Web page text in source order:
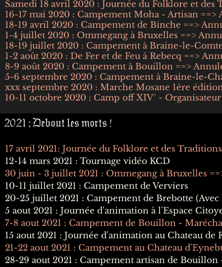
Samedi 18 avril 2020 : Journée du Folklore et des
16-17 mai 2020 : Campement Moha - Artisan ==>
18-19 avril 2020 : Campement de Binche ==>
1-4 juillet 2020 : Ommegang à Bruxelles ==>
18-19 juillet 2020 : Campement à Braine-le-
1-2 août 2020 : De Fer et de Feu à Rebecq ==>
8-9 août 2020 : Campement à Bouillon ==>
5-6 septembre 2020 : Campement à Braine-le-
xxx septembre 2020 : Marche Mosane 1ère
10-11 octobre 2020 : Camp off XIV° -
2021 ; Debout les morts !
17 avril 2021: Journée du Folklore et des
12-14 mars 2021 : Tournage vidéo KCD
30 juin - 3 juillet 2021 : Ommegang à Bruxelles
10-11 juillet 2021 : Campement de Verviers
20-25 juillet 2021 : Campement de Brebotte
5 aout 2021 : Journée d'animation à l'Espace
7-8 aout 2021 : Campement de Bouillon -
15 aout 2021 : Journée d'animation au Chateau de
21-22 aout 2021 : Campement au Chateau
28-29 aout 2021 : Campement artisan de